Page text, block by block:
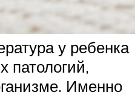
у ребенка
патологий,
Именно